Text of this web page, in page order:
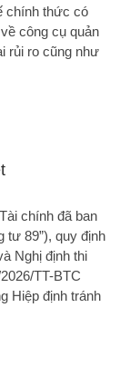
chính thức có
công cụ quản
rủi ro cũng như
chính đã ban
tư 89”), quy định
Nghị định thi
TT-BTC
Hiệp định tránh